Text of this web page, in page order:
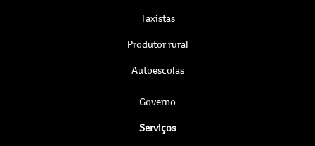
Taxistas
Produtor rural
Autoescolas
Governo
Serviços